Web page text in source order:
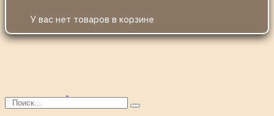
У вас нет товаров в корзине